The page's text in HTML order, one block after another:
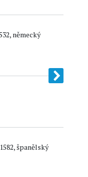
německý
španělský